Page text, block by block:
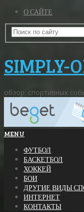
О САЙТЕ
SIMPLY-
обзор: спортивных
MENU
ФУТБОЛ
БАСКЕТБОЛ
ХОККЕЙ
БОИ
ДРУГИЕ ВИДЫ
ИНТЕРНЕТ
КОНТАКТЫ